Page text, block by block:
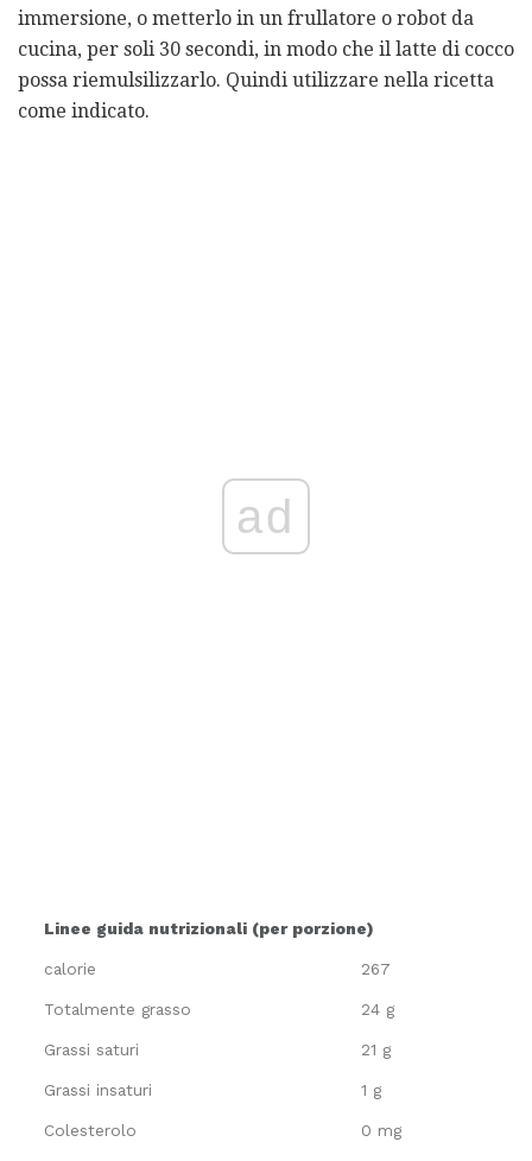
immersione, o metterlo in un frullatore o robot da
cucina, per soli 30 secondi, in modo che il latte di cocco
possa riemulsilizzarlo. Quindi utilizzare nella ricetta
come indicato.
ad
Linee guida nutrizionali (per porzione)
calorie 267
Totalmente grasso 24 g
Grassi saturi 21 g
Grassi insaturi 1 g
Colesterolo 0 mg